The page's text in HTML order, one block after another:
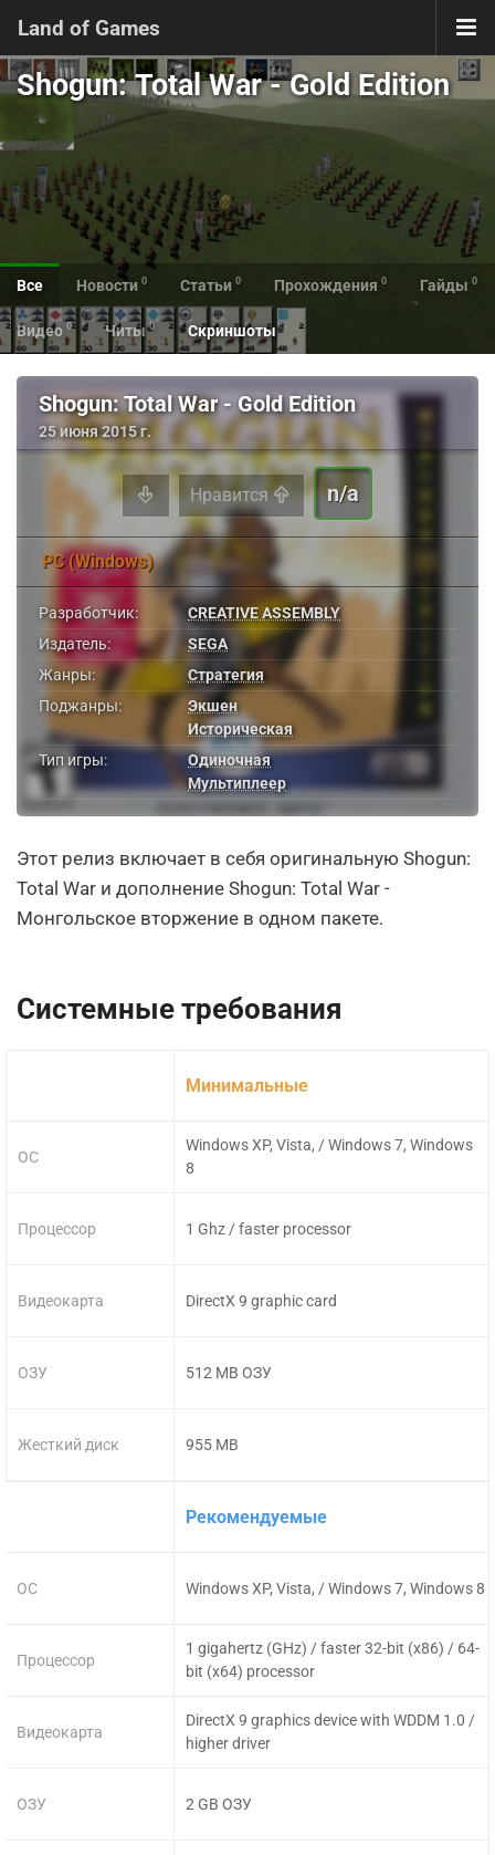
Land of Games
Shogun: Total War - Gold Edition
Все Новости 0 Статьи 0 Прохождения 0 Гайды 0
Видео 0 Читы 0 Скриншоты
Shogun: Total War - Gold Edition
25 июня 2015 г.
Нравится n/a
PC (Windows)
Разработчик:
CREATIVE ASSEMBLY
Издатель:
SEGA
Жанры:
Стратегия
Поджанры:
Экшен
Историческая
Тип игры:
Одиночная
Мультиплеер
Этот релиз включает в себя оригинальную Shogun:
Total War и дополнение Shogun: Total War -
Монгольское вторжение в одном пакете.
Системные требования
ОС
Процессор
Видеокарта
ОЗУ
Жесткий диск
Минимальные
Windows XP, Vista, / Windows 7, Windows
8
1 Ghz / faster processor
DirectX 9 graphic card
512 MB ОЗУ
955 MB
ОС
Процессор
Видеокарта
ОЗУ
Рекомендуемые
Windows XP, Vista, / Windows 7, Windows 8
1 gigahertz (GHz) / faster 32-bit (x86) / 64-
bit (x64) processor
DirectX 9 graphics device with WDDM 1.0 /
higher driver
2 GB ОЗУ